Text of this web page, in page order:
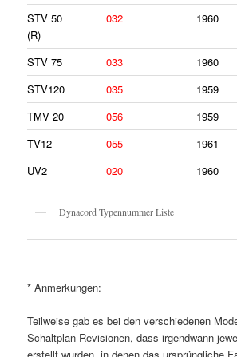
STV 50
(R)
032 1960
STV 75 033 1960
STV120
035 1959
TMV 20
056 1959
TV12
055 1961
UV2
020 1960
Dynacord Typennummer Liste
* Anmerkungen:
Teilweise gab es bei den verschiedenen
Schaltplan-Revisionen, dass irgendwann